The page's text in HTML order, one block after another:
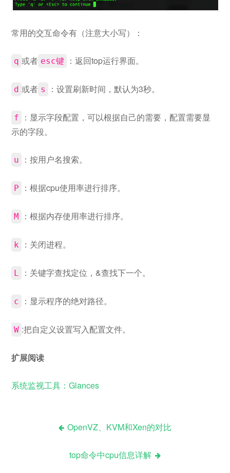
常用的交互命令有（注意大小写）：
q 或者 esc键 ：返回top运行界面。
d 或者 s ：设置刷新时间，默认为3秒。
f
：显示字段配置，可以根据自己的需要，配置需要显
示的字段。
u ：按用户名搜索。
P ：根据cpu使用率进行排序。
M ：根据内存使用率进行排序。
k ：关闭进程。
L ：关键字查找定位，&查找下一个。
c ：显示程序的绝对路径。
W :把自定义设置写入配置文件。
扩展阅读
系统监视工具：Glances
OpenVZ、KVM和Xen的对比
top命令中cpu信息详解